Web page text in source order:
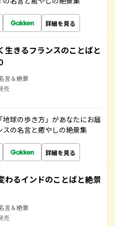
詳細を見る
生きるフランスのことばと
言＆絶景
売
球の歩き方」があなたにお届
の名言と癒やしの絶景集
詳細を見る
わるインドのことばと絶景
言＆絶景
売